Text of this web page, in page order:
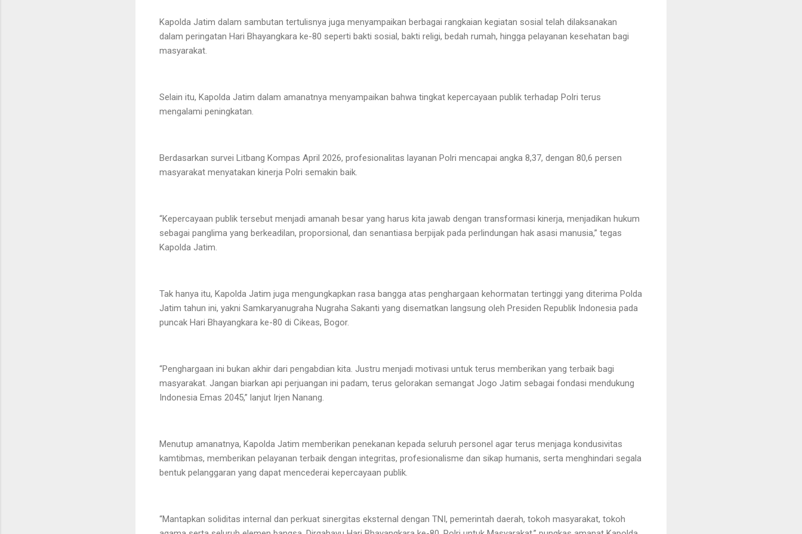
Kapolda Jatim dalam sambutan tertulisnya juga menyampaikan berbagai rangkaian kegiatan sosial telah dilaksanakan
dalam peringatan Hari Bhayangkara ke-80 seperti bakti sosial, bakti religi, bedah rumah, hingga pelayanan kesehatan bagi
masyarakat.
Selain itu, Kapolda Jatim dalam amanatnya menyampaikan bahwa tingkat kepercayaan publik terhadap Polri terus
mengalami peningkatan.
Berdasarkan survei Litbang Kompas April 2026, profesionalitas layanan Polri mencapai angka 8,37, dengan 80,6 persen
masyarakat menyatakan kinerja Polri semakin baik.
“Kepercayaan publik tersebut menjadi amanah besar yang harus kita jawab dengan transformasi kinerja, menjadikan hukum
sebagai panglima yang berkeadilan, proporsional, dan senantiasa berpijak pada perlindungan hak asasi manusia,” tegas
Kapolda Jatim.
Tak hanya itu, Kapolda Jatim juga mengungkapkan rasa bangga atas penghargaan kehormatan tertinggi yang diterima Polda
Jatim tahun ini, yakni Samkaryanugraha Nugraha Sakanti yang disematkan langsung oleh Presiden Republik Indonesia pada
puncak Hari Bhayangkara ke-80 di Cikeas, Bogor.
“Penghargaan ini bukan akhir dari pengabdian kita. Justru menjadi motivasi untuk terus memberikan yang terbaik bagi
masyarakat. Jangan biarkan api perjuangan ini padam, terus gelorakan semangat Jogo Jatim sebagai fondasi mendukung
Indonesia Emas 2045,” lanjut Irjen Nanang.
Menutup amanatnya, Kapolda Jatim memberikan penekanan kepada seluruh personel agar terus menjaga kondusivitas
kamtibmas, memberikan pelayanan terbaik dengan integritas, profesionalisme dan sikap humanis, serta menghindari segala
bentuk pelanggaran yang dapat mencederai kepercayaan publik.
“Mantapkan soliditas internal dan perkuat sinergitas eksternal dengan TNI, pemerintah daerah, tokoh masyarakat, tokoh